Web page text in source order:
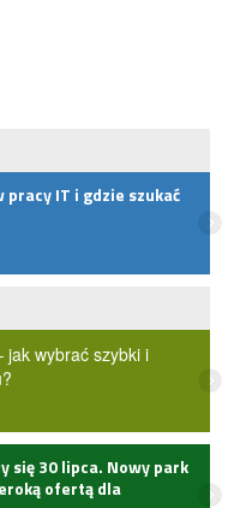
pracy IT i gdzie szukać
jak wybrać szybki i
się 30 lipca. Nowy park
ofertą dla